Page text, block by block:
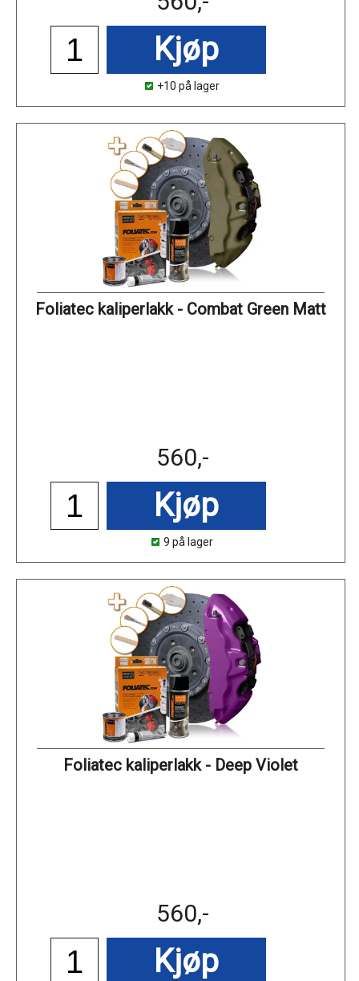
Kjøp
+10 på lager
Foliatec kaliperlakk - Combat Green Matt
560,-
Kjøp
9 på lager
Foliatec kaliperlakk - Deep Violet
560,-
Kjøp